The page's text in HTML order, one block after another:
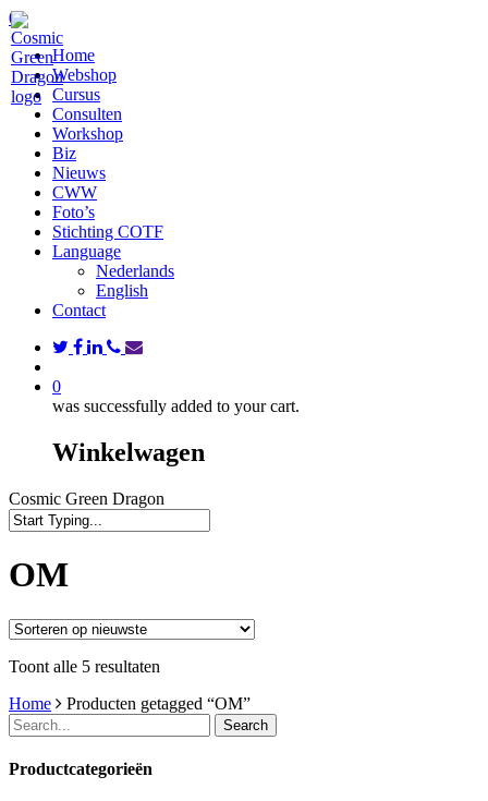
Skip
to
main
content
search
0
Menu
Home
Webshop
Cursus
Consulten
Workshop
Biz
Nieuws
CWW
Foto’s
Stichting COTF
Language
Nederlands
English
Contact
twitterfacebook
linkedin
phone
email
0
was successfully added to your cart.
Winkelwagen
Cosmic Green Dragon
Search
OM
Toont alle 5 resultaten
nieuwste
Home Producten getagged “OM”
Search
Productcategorieën